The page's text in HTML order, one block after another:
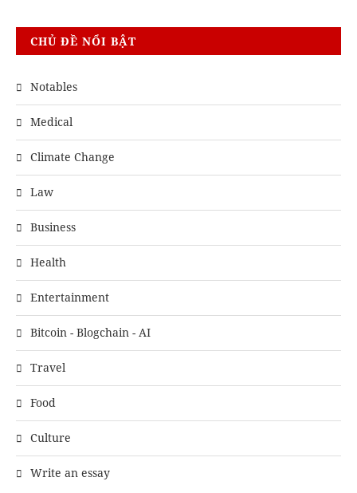
CHỦ ĐỀ NỔI BẬT
Notables
Medical
Climate Change
Law
Business
Health
Entertainment
Bitcoin - Blogchain - AI
Travel
Food
Culture
Write an essay